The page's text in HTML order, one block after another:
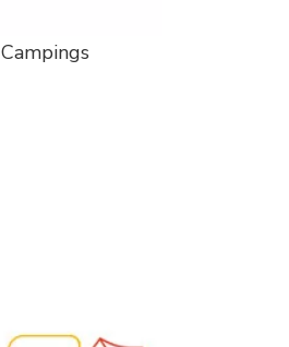
Campings